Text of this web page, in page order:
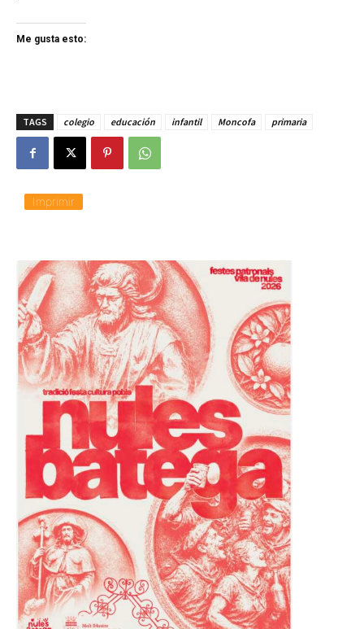
Me gusta esto:
TAGS colegio educación infantil Moncofa primaria
Imprimir